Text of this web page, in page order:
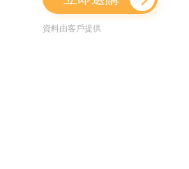
資料由客戶提供